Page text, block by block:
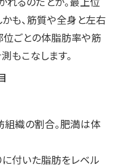
も、筋質や全身と左右
位ごとの体脂肪率や筋
もこなします。
織の割合。肥満は体
付いた脂肪をレベル